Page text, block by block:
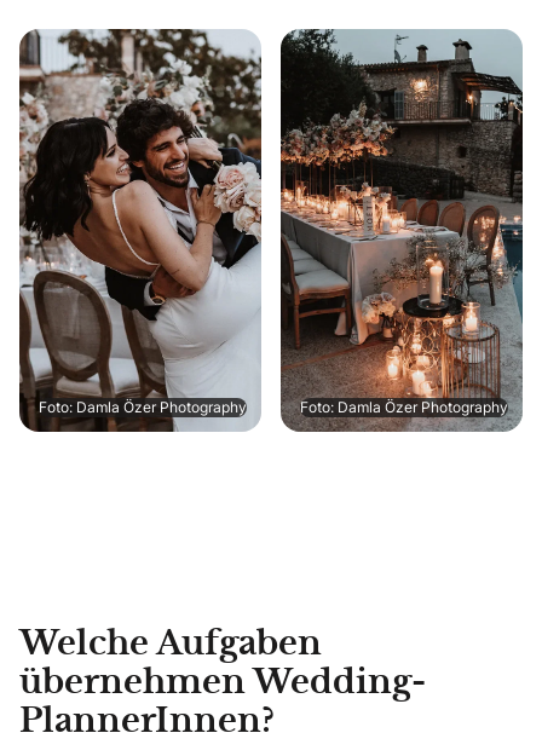
Foto: Damla Özer Photography Foto: Damla Özer Photography
Welche Aufgaben
übernehmen Wedding-
PlannerInnen?